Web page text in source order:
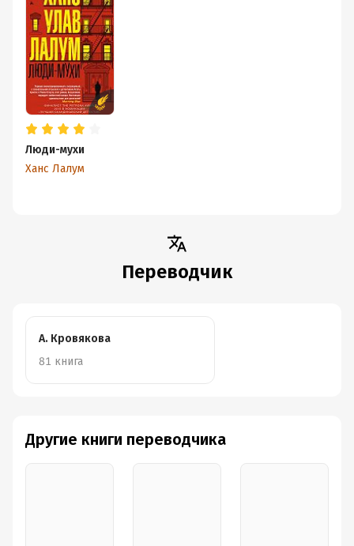
Люди-мухи
Ханс Лалум
Переводчик
А. Кровякова
81 книга
Другие книги переводчика